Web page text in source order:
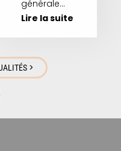
générale…
Lire la suite
>